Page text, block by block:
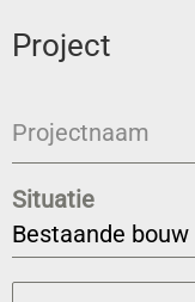
Project
Projectnaam
Situatie
Bestaande bouw